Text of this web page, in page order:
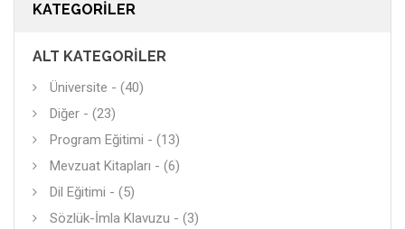
KATEGORILER
ALT KATEGORILER
Üniversite - (40)
Diğer - (23)
Program Eğitimi - (13)
Mevzuat Kitapları - (6)
Dil Eğitimi - (5)
Sözlük-İmla Klavuzu - (3)